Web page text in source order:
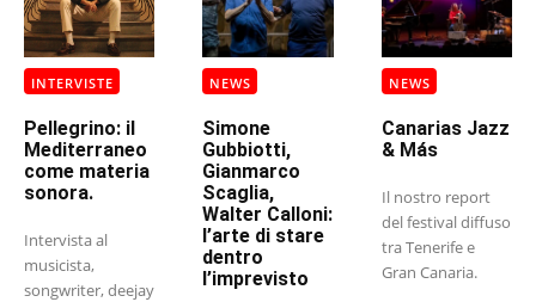
INTERVISTE
Pellegrino: il
Mediterraneo
come materia
sonora.
Intervista al
musicista,
songwriter, deejay
NEWS
Simone
Gubbiotti,
Gianmarco
Scaglia,
Walter Calloni:
l’arte di stare
dentro
l’imprevisto
NEWS
Canarias Jazz
& Más
Il nostro report
del festival diffuso
tra Tenerife e
Gran Canaria.